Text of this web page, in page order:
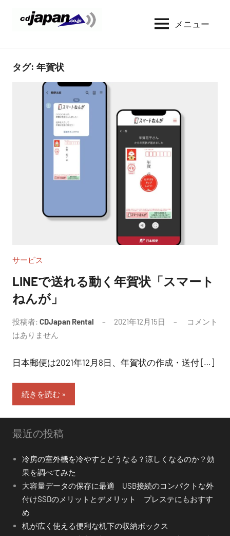
ン
CDJapan
Rental
タ
ル
と
考
メニュー
タグ: 年賀状
サービス
LINEで送れる動く年賀状「スマート
ねんが」
投稿者: CDJapan Rental 2021年12月15日
コメント
はありません
日本郵便は2021年12月8日、年賀状の作成・送付 […]
続きを読む
最近の投稿
冷房の室外機を冷やすとどうなる？涼しくなるのか？効
果を調べてみた
大容量データの保存に最適 USB接続のコンパクトな外
付けSSDのメリットとデメリット プレステにもおすす
め
机が広く使える便利な机下の収納ボックス